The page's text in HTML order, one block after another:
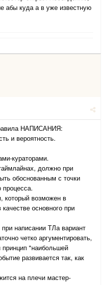
абы куда а в уже известную
НАПИСАНИЯ:
и вероятность.
кураторами.
должно при
обоснованным с точки
процесса.
который возможен в
основного при
написании ТЛа вариант
четко аргументировать,
"наибольшей
развивается так, как
на плечи мастер-